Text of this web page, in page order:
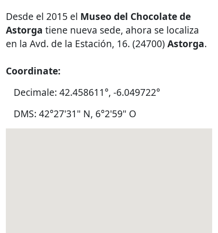
Desde el 2015 el Museo del Chocolate de
Astorga tiene nueva sede, ahora se localiza
en la Avd. de la Estación, 16. (24700) Astorga.
Coordinate:
Decimale: 42.458611°, -6.049722°
DMS: 42°27'31" N, 6°2'59" O